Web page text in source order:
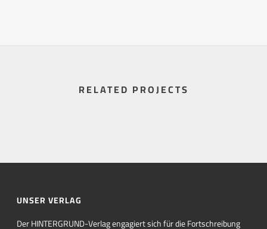
RELATED PROJECTS
UNSER VERLAG
Der HINTERGRUND-Verlag engagiert sich für die Fortschreibung